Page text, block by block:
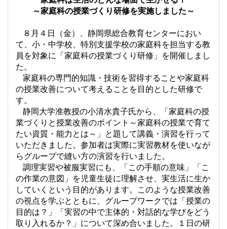
～家庭科の授業づくり研修を実施しました～
８月４日（金）、静岡県総合教育センターにおい
て、小・中学校、特別支援学校の家庭科を担当する教
員を対象に「家庭科の授業づくり研修」を開催しまし
た。
家庭科の専門的知識・技術を習得することや家庭科
の授業改善について考えることを目的とした研修で
す。
静岡大学准教授の小清水貴子氏から、「家庭科の授
業づくりと授業改善のポイント～家庭科の授業で育て
たい資質・能力とは～」と題して講義・演習を行って
いただきました。参加者は実際に実習教材を使いなが
らグループで縫い方の演習を行いました。
調理実習や被服実習にも、「この手順の意味」「こ
の作業の意図」を児童生徒に理解させ、実生活に生か
していくという目的があります。このような授業改善
の視点を学ぶとともに、グループワークでは「授業の
目的は？」「実習の中で主体的・対話的な学びをどう
取り入れるか？」について深め合いました。１日の研